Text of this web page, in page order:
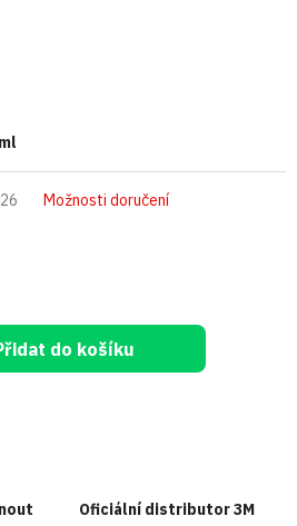
Možnosti doručení
do košíku
Oficiální distributor 3M